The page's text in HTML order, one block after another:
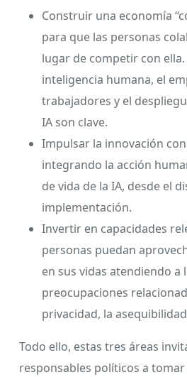
Construir una economía
para que las personas
lugar de competir con
inteligencia humana, el
trabajadores y el
IA son clave.
Impulsar la innovación
integrando la acción
de vida de la IA, desde el
implementación.
Invertir en capacidades
personas puedan
en sus vidas atendiendo a
preocupaciones
privacidad, la
Todo ello, estas tres áreas
responsables políticos a